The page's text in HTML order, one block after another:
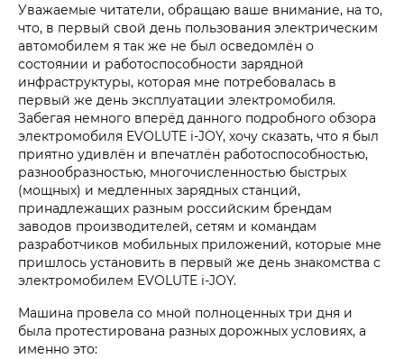
Уважаемые читатели, обращаю ваше внимание, на то,
что, в первый свой день пользования электрическим
автомобилем я так же не был осведомлён о
состоянии и работоспособности зарядной
инфраструктуры, которая мне потребовалась в
первый же день эксплуатации электромобиля.
Забегая немного вперёд данного подробного обзора
электромобиля EVOLUTE i‑JOY, хочу сказать, что я был
приятно удивлён и впечатлён работоспособностью,
разнообразностью, многочисленностью быстрых
(мощных) и медленных зарядных станций,
принадлежащих разным российским брендам
заводов производителей, сетям и командам
разработчиков мобильных приложений, которые мне
пришлось установить в первый же день знакомства с
электромобилем EVOLUTE i‑JOY.
Машина провела со мной полноценных три дня и
была протестирована разных дорожных условиях, а
именно это: